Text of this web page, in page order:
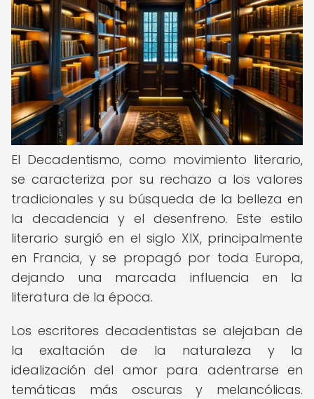
El Decadentismo, como movimiento literario,
se caracteriza por su rechazo a los valores
tradicionales y su búsqueda de la belleza en
la decadencia y el desenfreno. Este estilo
literario surgió en el siglo XIX, principalmente
en Francia, y se propagó por toda Europa,
dejando una marcada influencia en la
literatura de la época.
Los escritores decadentistas se alejaban de
la exaltación de la naturaleza y la
idealización del amor para adentrarse en
temáticas más oscuras y melancólicas.